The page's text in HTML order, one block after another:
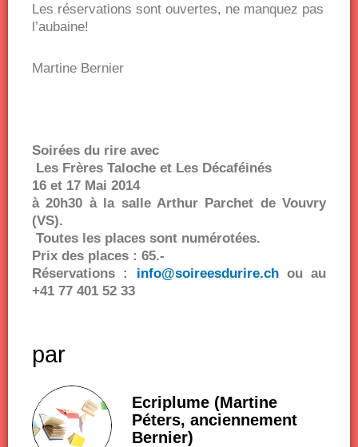
Les réservations sont ouvertes, ne manquez pas
l’aubaine!
Martine Bernier
Soirées du rire avec
Les Frères Taloche et Les Décaféinés
16 et 17 Mai 2014
à 20h30 à la salle Arthur Parchet de Vouvry
(VS).
Toutes les places sont numérotées.
Prix des places : 65.-
Réservations : info@soireesdurire.chou au
+41 77 401 52 33
par
Ecriplume (Martine
Péters, anciennement
Bernier)